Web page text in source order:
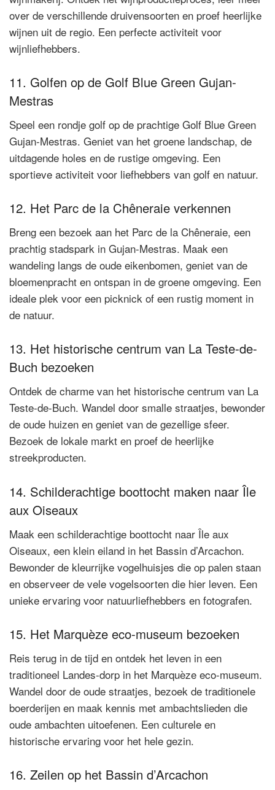
over de verschillende druivensoorten en proef heerlijke
wijnen uit de regio. Een perfecte activiteit voor
wijnliefhebbers.
11. Golfen op de Golf Blue Green Gujan-
Mestras
Speel een rondje golf op de prachtige Golf Blue Green
Gujan-Mestras. Geniet van het groene landschap, de
uitdagende holes en de rustige omgeving. Een
sportieve activiteit voor liefhebbers van golf en natuur.
12. Het Parc de la Chêneraie verkennen
Breng een bezoek aan het Parc de la Chêneraie, een
prachtig stadspark in Gujan-Mestras. Maak een
wandeling langs de oude eikenbomen, geniet van de
bloemenpracht en ontspan in de groene omgeving. Een
ideale plek voor een picknick of een rustig moment in
de natuur.
13. Het historische centrum van La Teste-de-
Buch bezoeken
Ontdek de charme van het historische centrum van La
Teste-de-Buch. Wandel door smalle straatjes, bewonder
de oude huizen en geniet van de gezellige sfeer.
Bezoek de lokale markt en proef de heerlijke
streekproducten.
14. Schilderachtige boottocht maken naar Île
aux Oiseaux
Maak een schilderachtige boottocht naar Île aux
Oiseaux, een klein eiland in het Bassin d’Arcachon.
Bewonder de kleurrijke vogelhuisjes die op palen staan
en observeer de vele vogelsoorten die hier leven. Een
unieke ervaring voor natuurliefhebbers en fotografen.
15. Het Marquèze eco-museum bezoeken
Reis terug in de tijd en ontdek het leven in een
traditioneel Landes-dorp in het Marquèze eco-museum.
Wandel door de oude straatjes, bezoek de traditionele
boerderijen en maak kennis met ambachtslieden die
oude ambachten uitoefenen. Een culturele en
historische ervaring voor het hele gezin.
16. Zeilen op het Bassin d’Arcachon